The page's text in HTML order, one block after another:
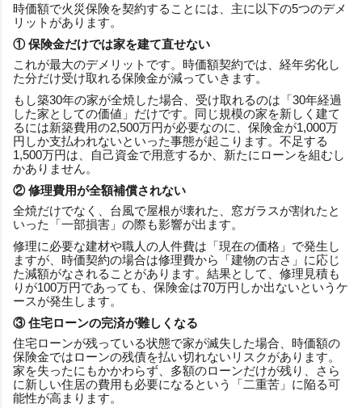
時価額で火災保険を契約することには、主に以下の5つのデメ
リットがあります。
① 保険金だけでは家を建て直せない
これが最大のデメリットです。時価額契約では、経年劣化し
た分だけ受け取れる保険金が減っていきます。
もし築30年の家が全焼した場合、受け取れるのは「30年経過
した家としての価値」だけです。同じ規模の家を新しく建て
るには新築費用の2,500万円が必要なのに、保険金が1,000万
円しか支払われないといった事態が起こります。不足する
1,500万円は、自己資金で用意するか、新たにローンを組むし
かありません。
② 修理費用が全額補償されない
全焼だけでなく、台風で屋根が壊れた、窓ガラスが割れたと
いった「一部損害」の際も影響が出ます。
修理に必要な建材や職人の人件費は「現在の価格」で発生し
ますが、時価契約の場合は修理費から「建物の古さ」に応じ
た減額がなされることがあります。結果として、修理見積も
りが100万円であっても、保険金は70万円しか出ないというケ
ースが発生します。
③ 住宅ローンの完済が難しくなる
住宅ローンが残っている状態で家が滅失した場合、時価額の
保険金ではローンの残債を払い切れないリスクがあります。
家を失ったにもかかわらず、多額のローンだけが残り、さら
に新しい住居の費用も必要になるという「二重苦」に陥る可
能性が高まります。